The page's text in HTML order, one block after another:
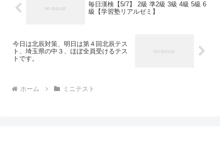
毎日漢検【5/7】 2級 準2級 3級 4級 5級 6
級【学習塾リアルゼミ】
今日は北辰対策、明日は第４回北辰テス
ト、埼玉県の中３、ほぼ全員受けるテス
トです。
ホーム ミニテスト